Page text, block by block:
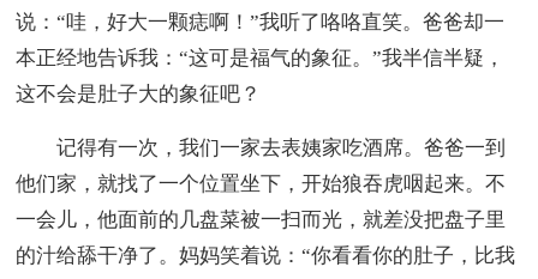
说：“哇，好大一颗痣啊！”我听了咯咯直笑。爸爸却一
本正经地告诉我：“这可是福气的象征。”我半信半疑，
这不会是肚子大的象征吧？
记得有一次，我们一家去表姨家吃酒席。爸爸一到
他们家，就找了一个位置坐下，开始狼吞虎咽起来。不
一会儿，他面前的几盘菜被一扫而光，就差没把盘子里
的汁给舔干净了。妈妈笑着说：“你看看你的肚子，比我